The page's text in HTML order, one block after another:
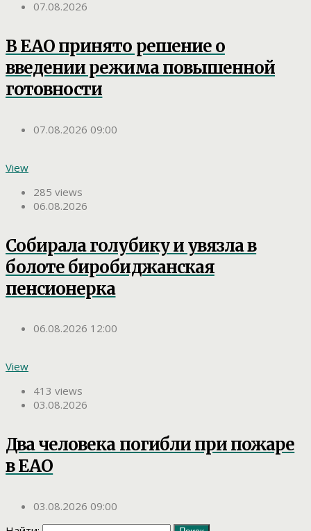
07.08.2026
В ЕАО принято решение о
введении режима повышенной
готовности
07.08.2026 09:00
View
285 views
06.08.2026
Собирала голубику и увязла в
болоте биробиджанская
пенсионерка
06.08.2026 12:00
View
413 views
03.08.2026
Два человека погибли при пожаре
в ЕАО
03.08.2026 09:00